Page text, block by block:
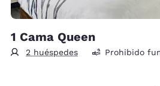
1 Cama Queen
2 huéspedes Prohibido